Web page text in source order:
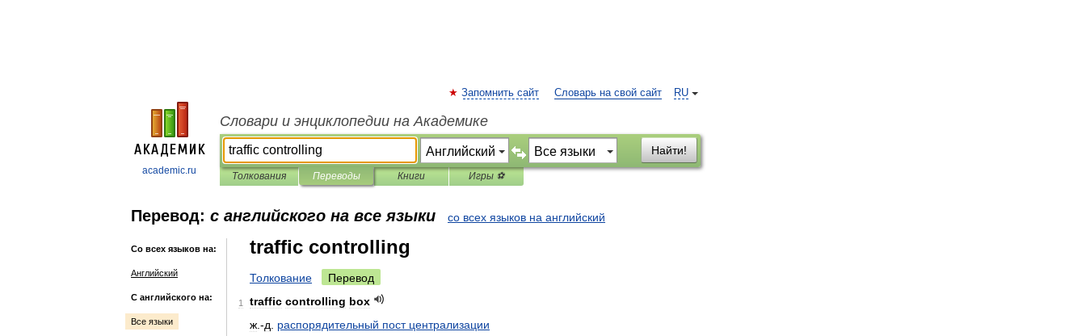
academic.ru
RU
Запомнить сайт Словарь на свой сайт
Словари и энциклопедии на Академике
Найти!
Толкования Переводы Книги Игры ⚽
Перевод: с английского на все языки со всех языков на английский
Со всех языков на:
Английский
С английского на:
Все языки
traffic controlling
Толкование Перевод
1 traffic controlling box
ж .-д распорядительный пост централизации